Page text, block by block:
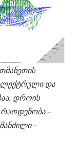
და
დროის
–
–